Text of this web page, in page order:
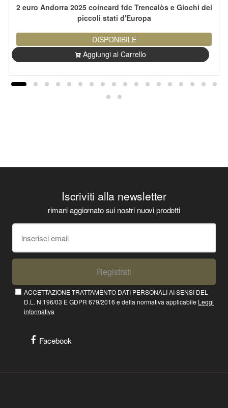
2 euro Andorra 2025 coincard fdc Trencalòs e Giochi dei
piccoli stati d'Europa
DISPONIBILE
Aggiungi al Carrello
Iscriviti alla newsletter
rimani aggiornato sui nostri nuovi prodotti
Registrati
ACCETTAZIONE TRATTAMENTO DATI PERSONALI AI SENSI DEL
D.L. N.196/03 E GDPR 679/2016 e della normativa applicabile Leggi
informativa
Facebook